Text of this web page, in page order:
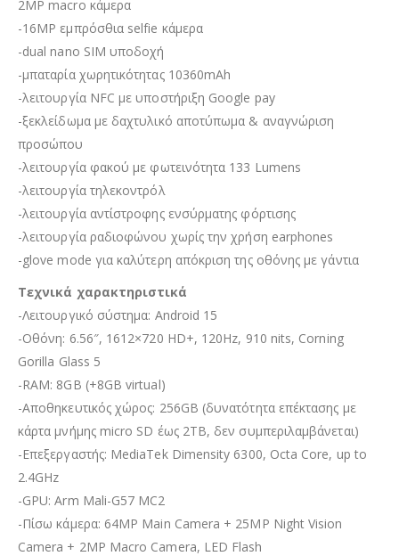
2MP macro κάμερα
-16MP εμπρόσθια selfie κάμερα
-dual nano SIM υποδοχή
-μπαταρία χωρητικότητας 10360mAh
-λειτουργία NFC με υποστήριξη Google pay
-ξεκλείδωμα με δαχτυλικό αποτύπωμα & αναγνώριση
προσώπου
-λειτουργία φακού με φωτεινότητα 133 Lumens
-λειτουργία τηλεκοντρόλ
-λειτουργία αντίστροφης ενσύρματης φόρτισης
-λειτουργία ραδιοφώνου χωρίς την χρήση earphones
-glove mode για καλύτερη απόκριση της οθόνης με γάντια
Τεχνικά χαρακτηριστικά
-Λειτουργικό σύστημα: Android 15
-Οθόνη: 6.56″, 1612×720 HD+, 120Hz, 910 nits, Corning
Gorilla Glass 5
-RAM: 8GB (+8GB virtual)
-Αποθηκευτικός χώρος: 256GB (δυνατότητα επέκτασης με
κάρτα μνήμης micro SD έως 2TB, δεν συμπεριλαμβάνεται)
-Επεξεργαστής: MediaTek Dimensity 6300, Octa Core, up to
2.4GHz
-GPU: Arm Mali-G57 MC2
-Πίσω κάμερα: 64MP Main Camera + 25MP Night Vision
Camera + 2MP Macro Camera, LED Flash